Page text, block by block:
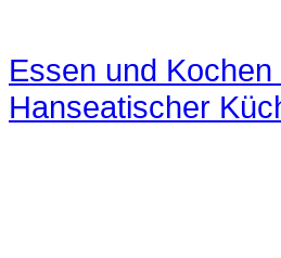
Essen und Kochen
Hanseatischer